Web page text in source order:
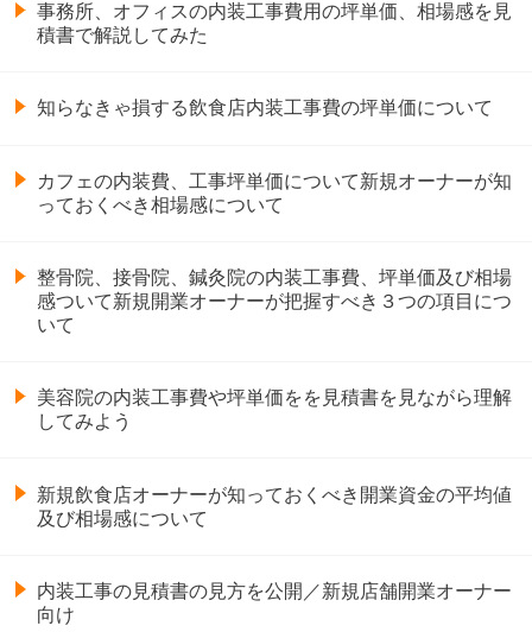
事務所、オフィスの内装工事費用の坪単価、相場感を見
積書で解説してみた
知らなきゃ損する飲食店内装工事費の坪単価について
カフェの内装費、工事坪単価について新規オーナーが知
っておくべき相場感について
整骨院、接骨院、鍼灸院の内装工事費、坪単価及び相場
感ついて新規開業オーナーが把握すべき３つの項目につ
いて
美容院の内装工事費や坪単価をを見積書を見ながら理解
してみよう
新規飲食店オーナーが知っておくべき開業資金の平均値
及び相場感について
内装工事の見積書の見方を公開／新規店舗開業オーナー
向け